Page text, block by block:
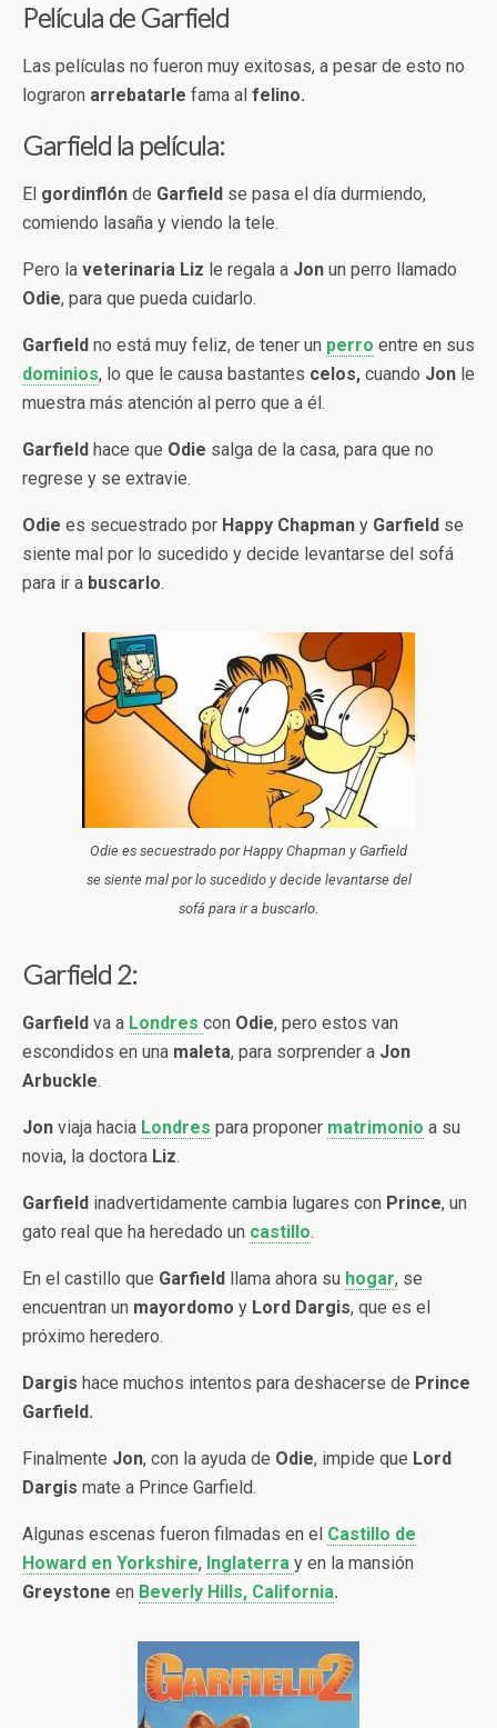
Película de Garfield
Las películas no fueron muy exitosas, a pesar de esto no
lograron arrebatarle fama al felino.
Garfield la película:
El gordinflón de Garfield se pasa el día durmiendo,
comiendo lasaña y viendo la tele.
Pero la veterinaria Liz le regala a Jon un perro llamado
Odie, para que pueda cuidarlo.
Garfield no está muy feliz, de tener un perro entre en sus
dominios, lo que le causa bastantes celos, cuando Jon le
muestra más atención al perro que a él.
Garfield hace que Odie salga de la casa, para que no
regrese y se extravie.
Odie es secuestrado por Happy Chapman y Garfield se
siente mal por lo sucedido y decide levantarse del sofá
para ir a buscarlo.
Odie es secuestrado por Happy Chapman y Garfield
se siente mal por lo sucedido y decide levantarse del
sofá para ir a buscarlo.
Garfield 2:
Garfield va a Londres con Odie, pero estos van
escondidos en una maleta, para sorprender a Jon
Arbuckle.
Jon viaja hacia Londres para proponer matrimonio a su
novia, la doctora Liz.
Garfield inadvertidamente cambia lugares con Prince, un
gato real que ha heredado un castillo.
En el castillo que Garfield llama ahora su hogar, se
encuentran un mayordomo y Lord Dargis, que es el
próximo heredero.
Dargis hace muchos intentos para deshacerse de Prince
Garfield.
Finalmente Jon, con la ayuda de Odie, impide que Lord
Dargis mate a Prince Garfield.
Algunas escenas fueron filmadas en el Castillo de
Howard en Yorkshire, Inglaterra y en la mansión
Greystone en Beverly Hills, California.